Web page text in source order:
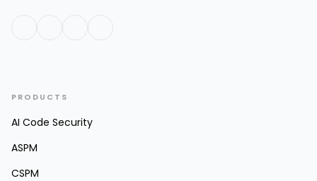
PRODUCTS
AI Code Security
ASPM
CSPM